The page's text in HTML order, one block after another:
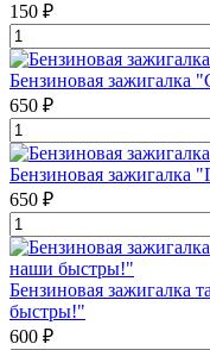
150 ₽
Бензиновая зажигалка
650 ₽
Бензиновая зажигалка
650 ₽
Бензиновая зажигалка
быстры!"
600 ₽